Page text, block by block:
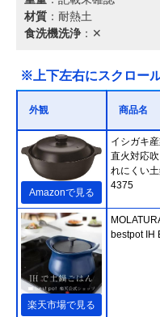
材質 ：耐熱土
食洗機洗浄 ：✕
※上下左右にスクロー
外観 商品名
Amazonで見る
イシガキ
直火対応
れにくい
4375
楽天市場で見る
bestpot IH